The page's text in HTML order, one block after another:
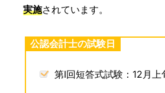
実施されています。
公認会計士の試験日
第Ⅰ回短答式試験：12月上